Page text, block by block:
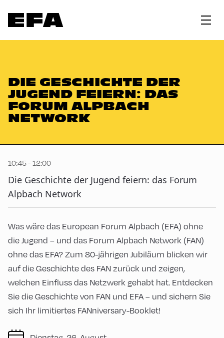
DIE GESCHICHTE DER
JUGEND FEIERN: DAS
FORUM ALPBACH
NETWORK
10:45 - 12:00
Die Geschichte der Jugend feiern: das Forum
Alpbach Network
Was wäre das European Forum Alpbach (EFA) ohne
die Jugend – und das Forum Alpbach Network (FAN)
ohne das EFA? Zum 80-jährigen Jubiläum blicken wir
auf die Geschichte des FAN zurück und zeigen,
welchen Einfluss das Netzwerk gehabt hat. Entdecken
Sie die Geschichte von FAN und EFA – und sichern Sie
sich Ihr limitiertes FANniversary-Booklet!